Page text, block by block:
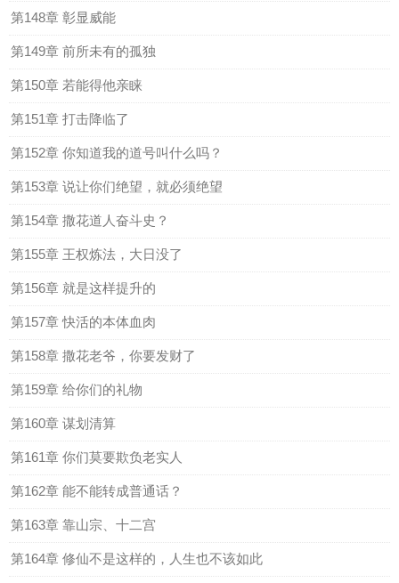
第148章 彰显威能
第149章 前所未有的孤独
第150章 若能得他亲睐
第151章 打击降临了
第152章 你知道我的道号叫什么吗？
第153章 说让你们绝望，就必须绝望
第154章 撒花道人奋斗史？
第155章 王权炼法，大日没了
第156章 就是这样提升的
第157章 快活的本体血肉
第158章 撒花老爷，你要发财了
第159章 给你们的礼物
第160章 谋划清算
第161章 你们莫要欺负老实人
第162章 能不能转成普通话？
第163章 靠山宗、十二宫
第164章 修仙不是这样的，人生也不该如此